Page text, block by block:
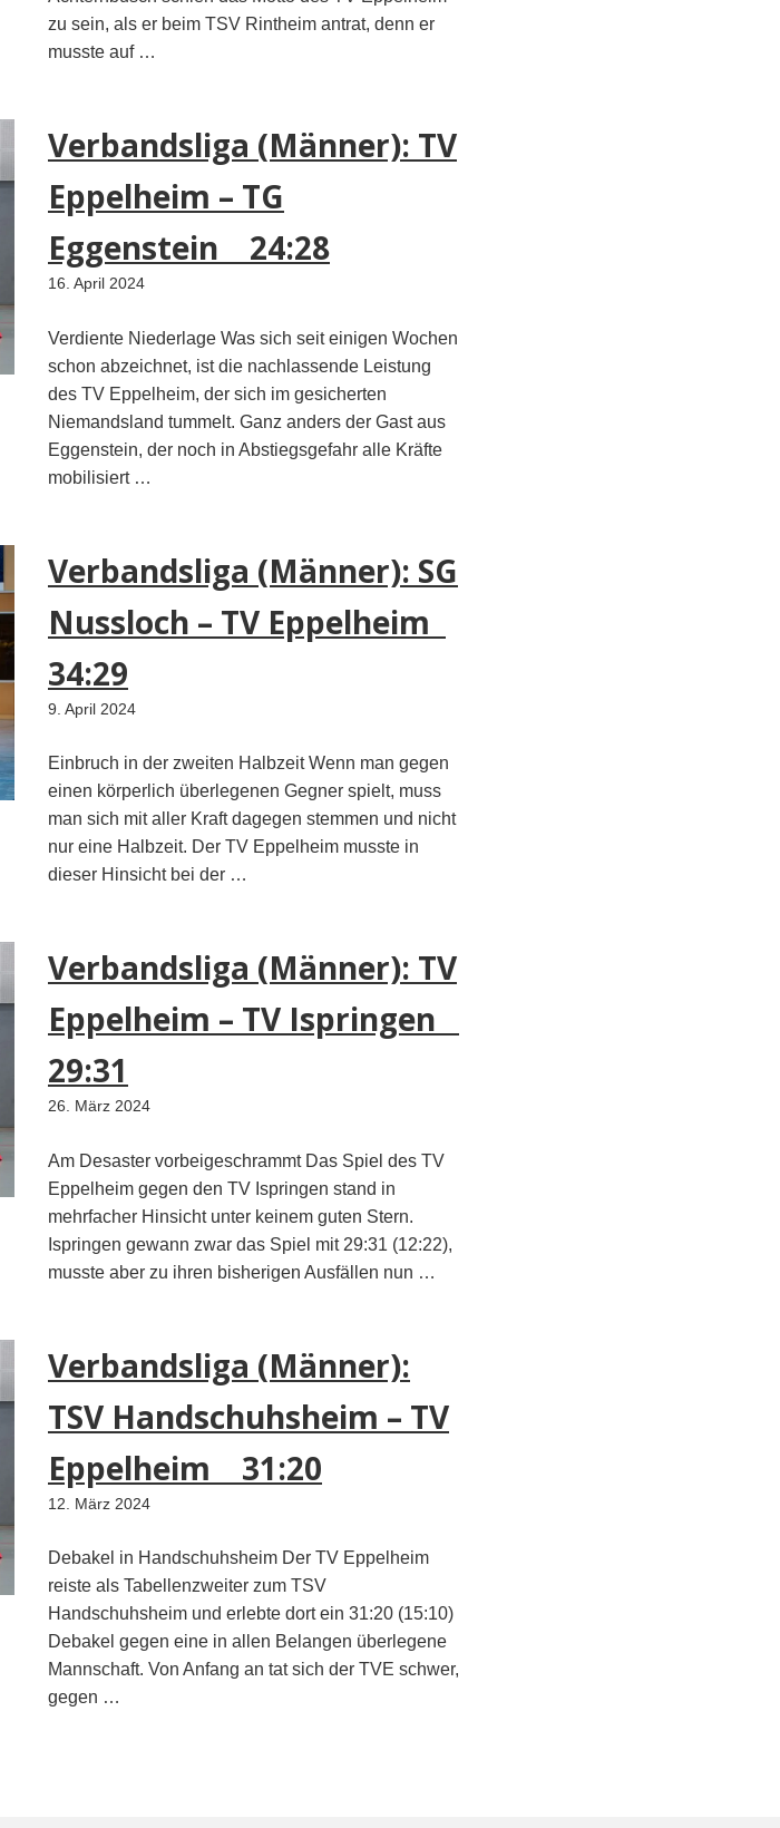
zu sein, als er beim TSV Rintheim antrat, denn er
musste auf …
Verbandsliga (Männer): TV
Eppelheim – TG
Eggenstein 24:28
16. April 2024
Verdiente Niederlage Was sich seit einigen Wochen
schon abzeichnet, ist die nachlassende Leistung
des TV Eppelheim, der sich im gesicherten
Niemandsland tummelt. Ganz anders der Gast aus
Eggenstein, der noch in Abstiegsgefahr alle Kräfte
mobilisiert …
Verbandsliga (Männer): SG
Nussloch – TV Eppelheim
34:29
9. April 2024
Einbruch in der zweiten Halbzeit Wenn man gegen
einen körperlich überlegenen Gegner spielt, muss
man sich mit aller Kraft dagegen stemmen und nicht
nur eine Halbzeit. Der TV Eppelheim musste in
dieser Hinsicht bei der …
Verbandsliga (Männer): TV
Eppelheim – TV Ispringen
29:31
26. März 2024
Am Desaster vorbeigeschrammt Das Spiel des TV
Eppelheim gegen den TV Ispringen stand in
mehrfacher Hinsicht unter keinem guten Stern.
Ispringen gewann zwar das Spiel mit 29:31 (12:22),
musste aber zu ihren bisherigen Ausfällen nun …
Verbandsliga (Männer):
TSV Handschuhsheim – TV
Eppelheim 31:20
12. März 2024
Debakel in Handschuhsheim Der TV Eppelheim
reiste als Tabellenzweiter zum TSV
Handschuhsheim und erlebte dort ein 31:20 (15:10)
Debakel gegen eine in allen Belangen überlegene
Mannschaft. Von Anfang an tat sich der TVE schwer,
gegen …